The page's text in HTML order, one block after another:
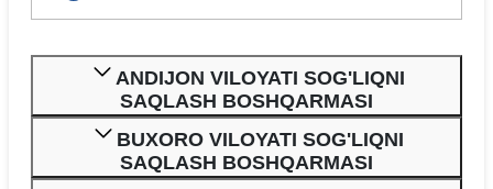
ANDIJON VILOYATI SOG'LIQNI
SAQLASH BOSHQARMASI
BUXORO VILOYATI SOG'LIQNI
SAQLASH BOSHQARMASI